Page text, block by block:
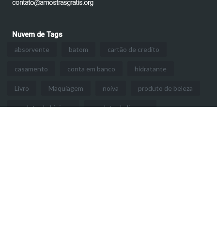
contato@amostrasgratis.org
Nuvem de Tags
absorvente batom cartão de credito
casamento conta em banco hidratante
Livro Maquiagem noiva produto de beleza
produto de higiene produto de limpeza